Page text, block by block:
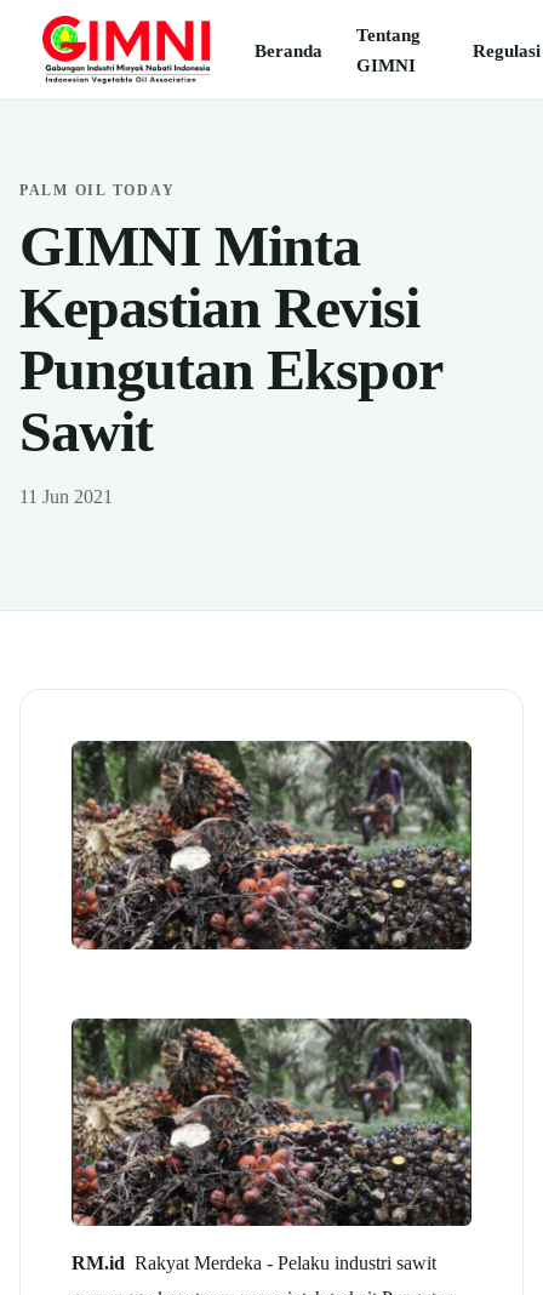
Beranda
Tentang
GIMNI
Regulasi
PALM OIL TODAY
GIMNI Minta
Kepastian Revisi
Pungutan Ekspor
Sawit
11 Jun 2021
RM.id Rakyat Merdeka - Pelaku industri sawit